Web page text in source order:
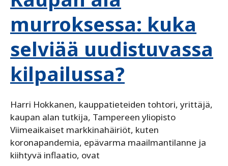
murroksessa: kuka
selviää uudistuvassa
kilpailussa?
Harri Hokkanen, kauppatieteiden tohtori, yrittäjä,
kaupan alan tutkija, Tampereen yliopisto
Viimeaikaiset markkinahäiriöt, kuten
koronapandemia, epävarma maailmantilanne ja
kiihtyvä inflaatio, ovat